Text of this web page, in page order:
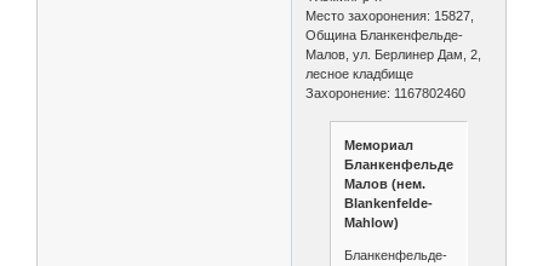
Место захоронения: 15827,
Община Бланкенфельде-
Малов, ул. Берлинер Дам, 2,
лесное кладбище
Захоронение: 1167802460
Мемориал
Бланкенфельде-
Малов (нем.
Blankenfelde-
Mahlow)
Бланкенфельде-